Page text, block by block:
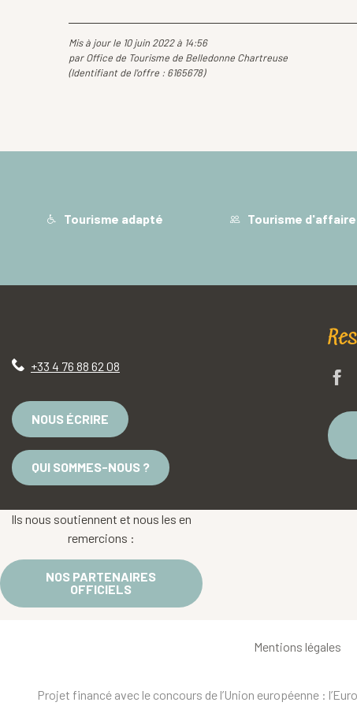
Mis à jour le 10 juin 2022 à 14:56
par Office de Tourisme de Belledonne Chartreuse
(Identifiant de l'offre : 6165678)
Tourisme adapté Tourisme
+33 4 76 88 62 08
NOUS ÉCRIRE
QUI SOMMES-NOUS ?
Ils nous soutiennent et nous les en
remercions :
NOS PARTENAIRES
OFFICIELS
Mentions légales
Projet financé avec le concours de l’Union européenne :